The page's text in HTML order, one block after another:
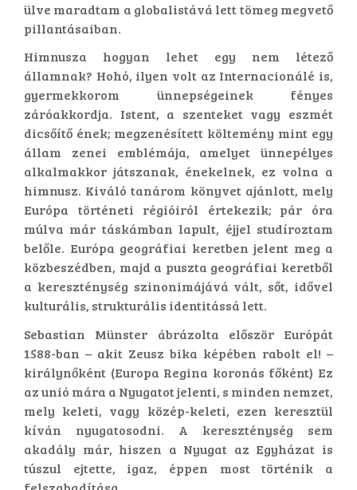
ülve maradtam a globalistává lett tömeg megvető
pillantásaiban.
Himnusza hogyan lehet egy nem létező
államnak? Hohó, ilyen volt az Internacionálé is,
gyermekkorom ünnepségeinek fényes
záróakkordja. Istent, a szenteket vagy eszmét
dicsőítő ének; megzenésített költemény mint egy
állam zenei emblémája, amelyet ünnepélyes
alkalmakkor játszanak, énekelnek, ez volna a
himnusz. Kiváló tanárom könyvet ajánlott, mely
Európa történeti régióiról értekezik; pár óra
múlva már táskámban lapult, éjjel studíroztam
belőle. Európa geográfiai keretben jelent meg a
közbeszédben, majd a puszta geográfiai keretből
a kereszténység szinonimájává vált, sőt, idővel
kulturális, strukturális identitássá lett.
Sebastian Münster ábrázolta először Európát
1588-ban – akit Zeusz bika képében rabolt el! –
királynőként (Europa Regina koronás főként) Ez
az unió mára a Nyugatot jelenti, s minden nemzet,
mely keleti, vagy közép-keleti, ezen keresztül
kíván nyugatosodni. A kereszténység sem
akadály már, hiszen a Nyugat az Egyházat is
túszul ejtette, igaz, éppen most történik a